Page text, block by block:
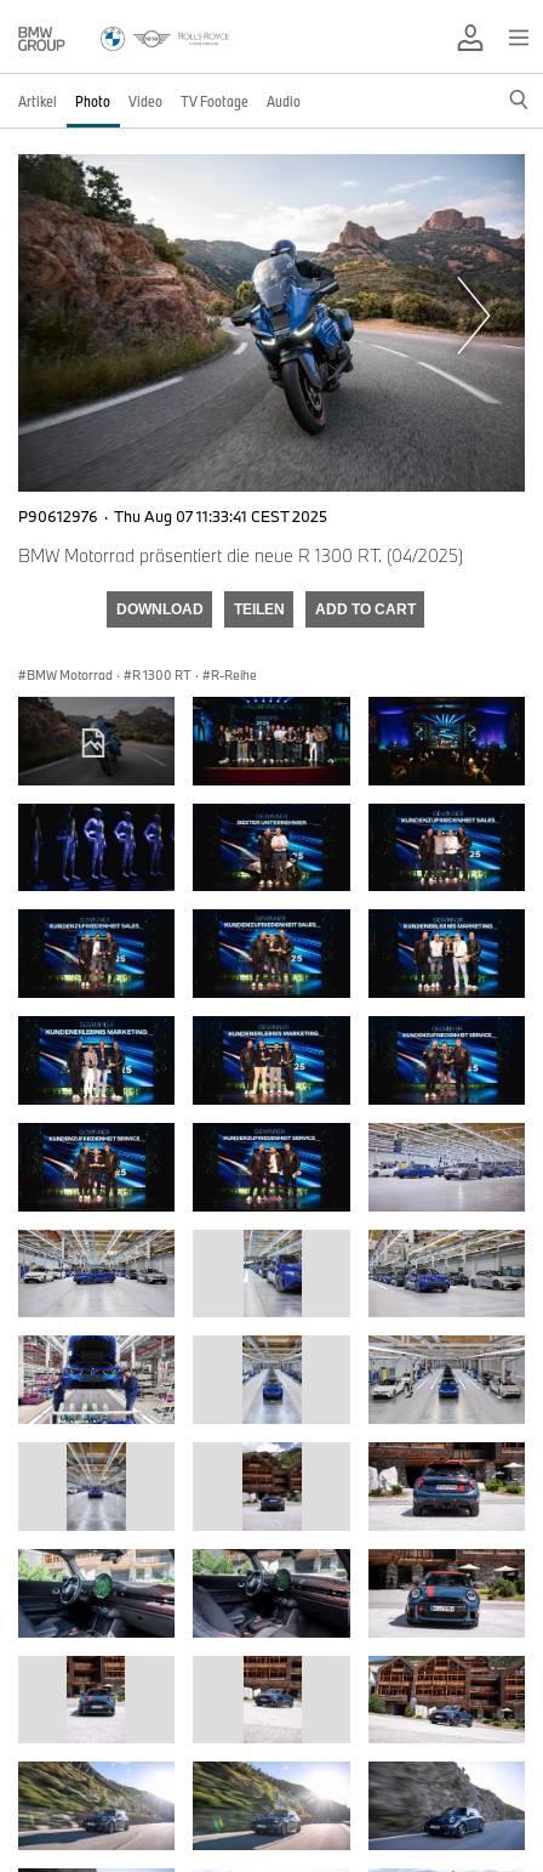
Artikel Photo Video TV Footage Audio
P90612976 · Thu Aug 07 11:33:41 CEST 2025
BMW Motorrad präsentiert die neue R 1300 RT. (04/2025)
DOWNLOAD TEILEN ADD TO CART
BMW Motorrad · R 1300 RT · R-Reihe